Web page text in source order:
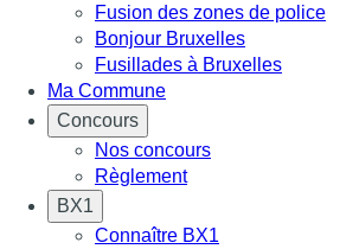
Fusion des zones de police
Bonjour Bruxelles
Fusillades à Bruxelles
Ma Commune
Concours
Nos concours
Règlement
BX1
Connaître BX1